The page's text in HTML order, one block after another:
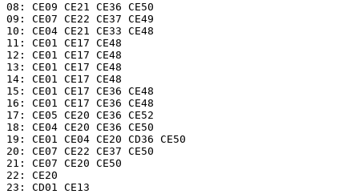
08: CE09 CE21 CE36 CE50
09: CE07 CE22 CE37 CE49
10: CE04 CE21 CE33 CE48
11: CE01 CE17 CE48
12: CE01 CE17 CE48
13: CE01 CE17 CE48
14: CE01 CE17 CE48
15: CE01 CE17 CE36 CE48
16: CE01 CE17 CE36 CE48
17: CE05 CE20 CE36 CE52
18: CE04 CE20 CE36 CE50
19: CE01 CE04 CE20 CD36 CE50
20: CE07 CE22 CE37 CE50
21: CE07 CE20 CE50
22: CE20
23: CD01 CE13